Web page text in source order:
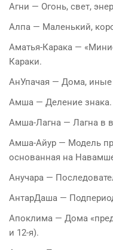
Агни — Огонь, свет,
Алпа — Маленький,
Аматья-Карака —
Караки.
АнУпачая — Дома, иные
Амша — Деление знака.
Амша-Лагна — Лагна в
Амша-Айур — Модель
основанная на
Анучара —
АнтарДаша —
Апоклима — Дома
и 12-я).